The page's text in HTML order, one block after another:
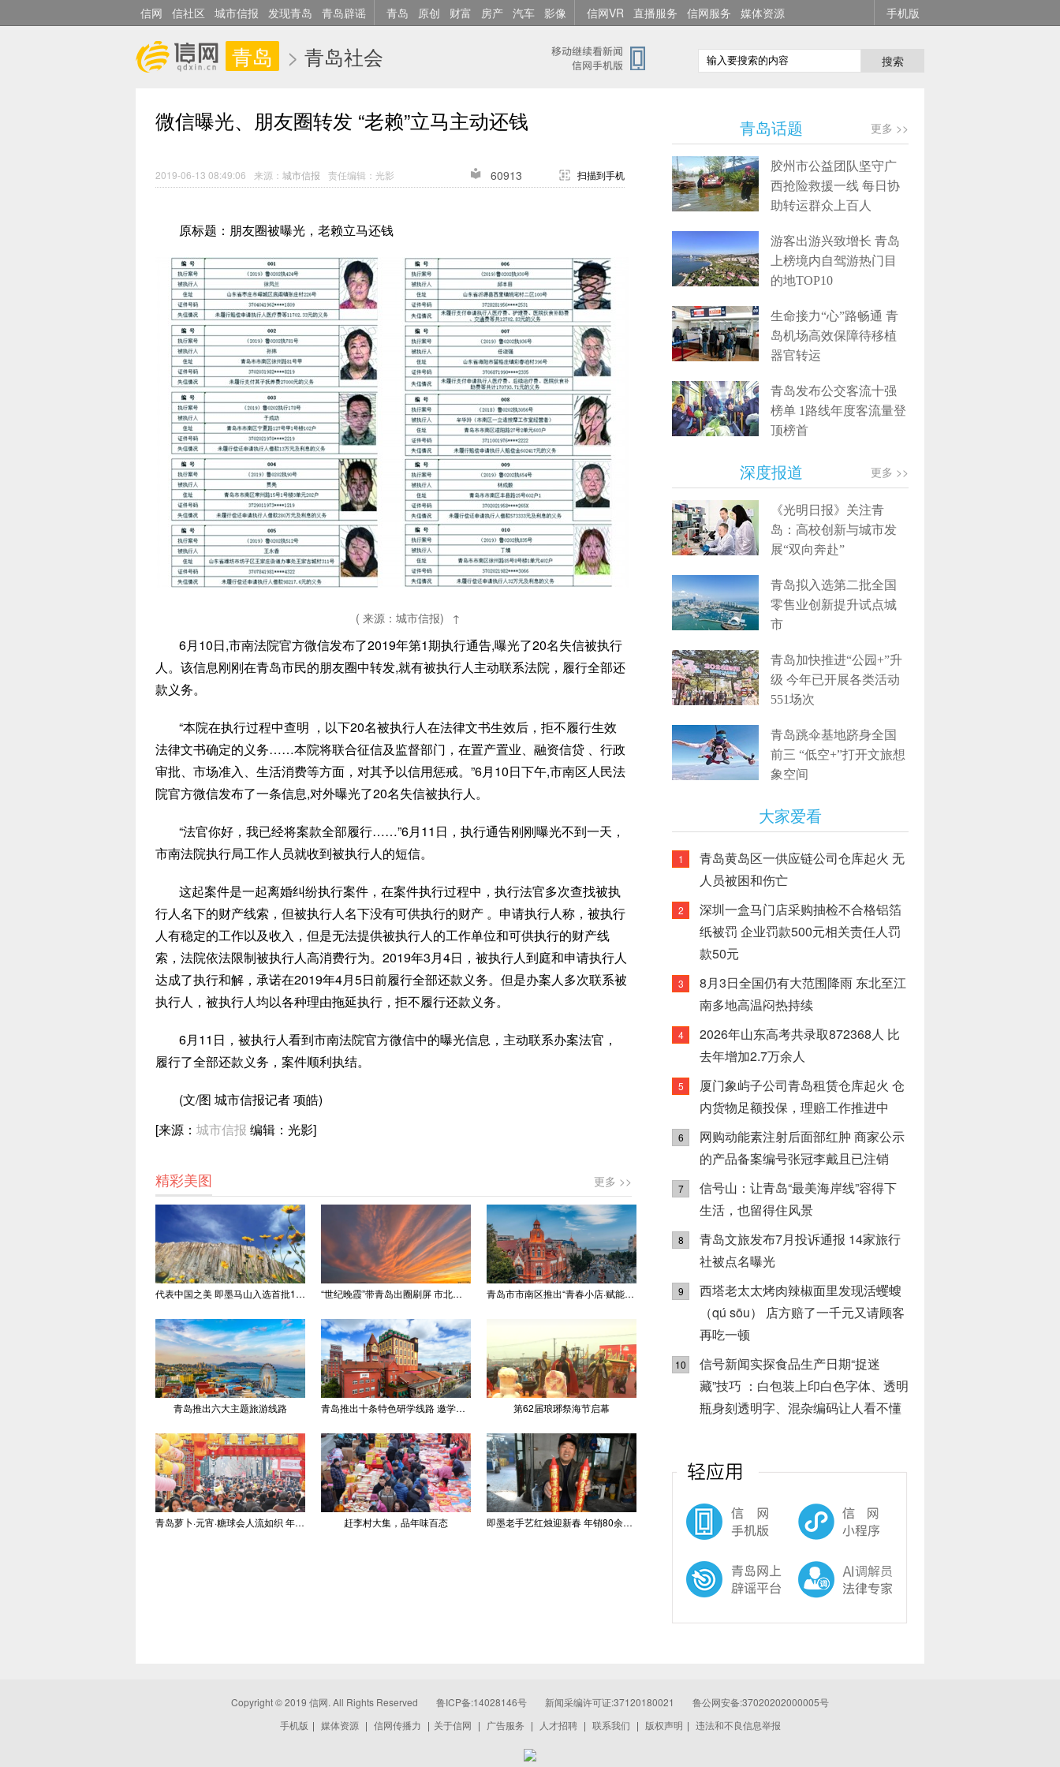
信网 信社区 城市信报 发现青岛 青岛辟谣 青岛 原创 财富 房产 汽车 影像 信网VR 直播服务 信网服务 媒体资源 手机版
青岛 > 青岛社会 搜索
微信曝光、朋友圈转发 “老赖”立马主动还钱
2019-06-13 08:49:06 来源： 城市信报 责任编辑：光影 60913 扫描到手机
原标题：朋友圈被曝光，老赖立马还钱
( 来源：城市信报)
6月10日,市南法院官方微信发布了2019年第1期执行通告,曝光了20名失信被执行
人。该信息刚刚在青岛市民的朋友圈中转发,就有被执行人主动联系法院，履行全部还
款义务。
“本院在执行过程中查明 ，以下20名被执行人在法律文书生效后，拒不履行生效
法律文书确定的义务……本院将联合征信及监督部门，在置产置业、融资信贷 、行政
审批、市场准入、生活消费等方面，对其予以信用惩戒。”6月10日下午,市南区人民法
院官方微信发布了一条信息,对外曝光了20名失信被执行人。
“法官你好，我已经将案款全部履行……”6月11日，执行通告刚刚曝光不到一天，
市南法院执行局工作人员就收到被执行人的短信。
这起案件是一起离婚纠纷执行案件，在案件执行过程中，执行法官多次查找被执
行人名下的财产线索，但被执行人名下没有可供执行的财产 。申请执行人称，被执行
人有稳定的工作以及收入，但是无法提供被执行人的工作单位和可供执行的财产线
索，法院依法限制被执行人高消费行为。2019年3月4日，被执行人到庭和申请执行人
达成了执行和解，承诺在2019年4月5日前履行全部还款义务。但是办案人多次联系被
执行人，被执行人均以各种理由拖延执行，拒不履行还款义务。
6月11日，被执行人看到市南法院官方微信中的曝光信息，主动联系办案法官，
履行了全部还款义务，案件顺利执结。
(文/图 城市信报记者 项皓)
[来源： 城市信报 编辑：光影]
精彩美图 更多 >>
代表中国之美 即墨马山入选首批100处“美丽中国打卡点” “世纪晚霞”带青岛出圈刷屏 市北文旅推出精品线路 青岛市市南区推出“青春小店·赋能计划” 聚满青岛温情
青岛推出六大主题旅游线路 青岛推出十条特色研学线路 邀学子逐梦深蓝探知山海 第62届琅琊祭海节启幕
青岛萝卜·元宵·糖球会人流如织 年味浓郁 赶李村大集，品年味百态 即墨老手艺红烛迎新春 年销80余吨供不应求
青岛话题 更多 >>
胶州市公益团队坚守广
西抢险救援一线 每日协
助转运群众上百人
游客出游兴致增长 青岛
上榜境内自驾游热门目
的地TOP10
生命接力“心”路畅通 青
岛机场高效保障待移植
器官转运
青岛发布公交客流十强
榜单 1路线年度客流量登
顶榜首
深度报道 更多 >>
《光明日报》关注青
岛：高校创新与城市发
展“双向奔赴”
青岛拟入选第二批全国
零售业创新提升试点城
市
青岛加快推进“公园+”升
级 今年已开展各类活动
551场次
青岛跳伞基地跻身全国
前三 “低空+”打开文旅想
象空间
大家爱看
1
青岛黄岛区一供应链公司仓库起火 无
人员被困和伤亡
2
深圳一盒马门店采购抽检不合格铝箔
纸被罚 企业罚款500元相关责任人罚
款50元
3
8月3日全国仍有大范围降雨 东北至江
南多地高温闷热持续
4
2026年山东高考共录取872368人 比
去年增加2.7万余人
5
厦门象屿子公司青岛租赁仓库起火 仓
内货物足额投保，理赔工作推进中
6
网购动能素注射后面部红肿 商家公示
的产品备案编号张冠李戴且已注销
7
信号山：让青岛“最美海岸线”容得下
生活，也留得住风景
8
青岛文旅发布7月投诉通报 14家旅行
社被点名曝光
9
西塔老太太烤肉辣椒面里发现活蠼螋
（qú sōu） 店方赔了一千元又请顾客
再吃一顿
10
信号新闻实探食品生产日期“捉迷
藏”技巧 ：白包装上印白色字体、透明
瓶身刻透明字、混杂编码让人看不懂
Copyright © 2019 信网. All Rights Reserved 鲁ICP备:14028146号 新闻采编许可证:37120180021
鲁公网安备:37020202000005号
手机版 | 媒体资源 | 信网传播力 | 关于信网 | 广告服务 | 人才招聘 | 联系我们 | 版权声明 | 违法和不良信息举报